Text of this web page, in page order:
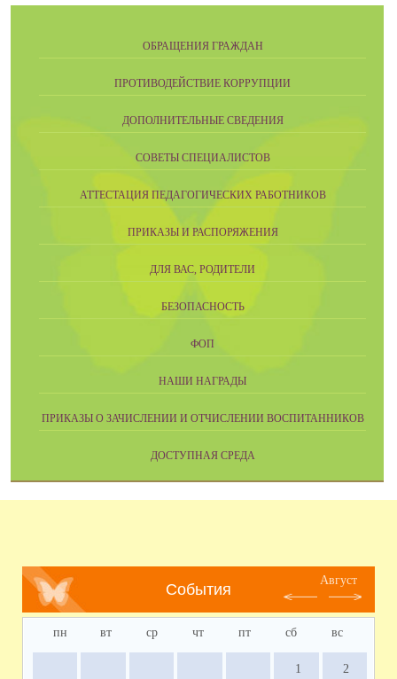
ОБРАЩЕНИЯ ГРАЖДАН
ПРОТИВОДЕЙСТВИЕ КОРРУПЦИИ
ДОПОЛНИТЕЛЬНЫЕ СВЕДЕНИЯ
СОВЕТЫ СПЕЦИАЛИСТОВ
АТТЕСТАЦИЯ ПЕДАГОГИЧЕСКИХ РАБОТНИКОВ
ПРИКАЗЫ И РАСПОРЯЖЕНИЯ
ДЛЯ ВАС, РОДИТЕЛИ
БЕЗОПАСНОСТЬ
ФОП
НАШИ НАГРАДЫ
ПРИКАЗЫ О ЗАЧИСЛЕНИИ И ОТЧИСЛЕНИИ ВОСПИТАННИКОВ
ДОСТУПНАЯ СРЕДА
События
Август
пн вт ср чт пт сб вс
1 2